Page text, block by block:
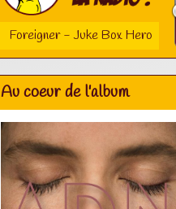
Foreigner - Juke Box Hero
Au coeur de l'album